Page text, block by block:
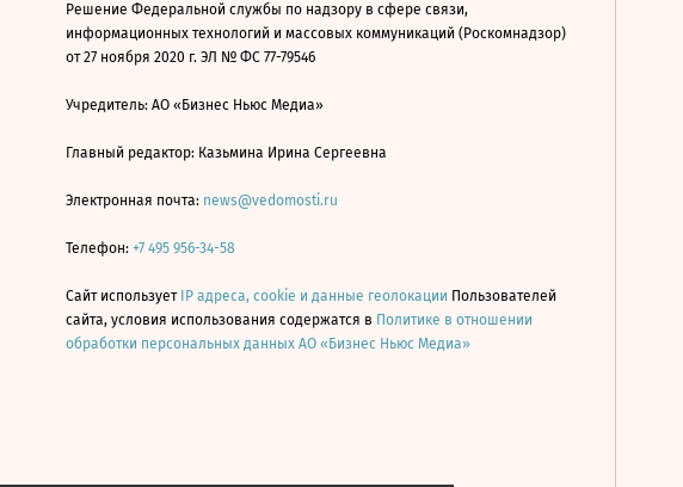
Решение Федеральной службы по надзору в сфере связи,
информационных технологий и массовых коммуникаций (Роскомнадзор)
от 27 ноября 2020 г. ЭЛ № ФС 77-79546
Учредитель: АО «Бизнес Ньюс Медиа»
Главный редактор: Казьмина Ирина Сергеевна
Электронная почта: news@vedomosti.ru
Телефон: +7 495 956-34-58
Сайт использует IP адреса, cookie и данные геолокации Пользователей
сайта, условия использования содержатся в Политике в отношении
обработки персональных данных АО «Бизнес Ньюс Медиа»